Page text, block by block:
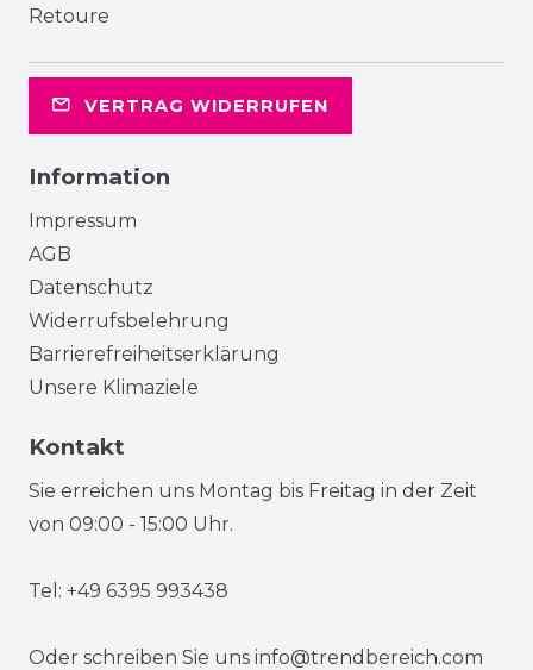
Retoure
VERTRAG WIDERRUFEN
Information
Impressum
AGB
Datenschutz
Widerrufsbelehrung
Barrierefreiheitserklärung
Unsere Klimaziele
Kontakt
Sie erreichen uns Montag bis Freitag in der Zeit
von 09:00 - 15:00 Uhr.
Tel: +49 6395 993438
Oder schreiben Sie uns info@trendbereich.com